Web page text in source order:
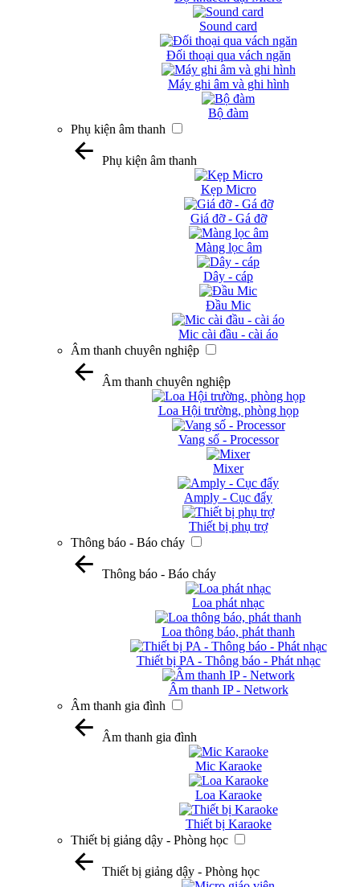
Sound card
Đối thoại qua vách ngăn
Máy ghi âm và ghi hình
Bộ đàm
Phụ kiện âm thanh
Phụ kiện âm thanh
Kẹp Micro
Giá đỡ - Gá đỡ
Màng lọc âm
Dây - cáp
Đầu Mic
Mic cài đầu - cài áo
Âm thanh chuyên nghiệp
Âm thanh chuyên nghiệp
Loa Hội trường, phòng họp
Vang số - Processor
Mixer
Amply - Cục đẩy
Thiết bị phụ trợ
Thông báo - Báo cháy
Thông báo - Báo cháy
Loa phát nhạc
Loa thông báo, phát thanh
Thiết bị PA - Thông báo - Phát nhạc
Âm thanh IP - Network
Âm thanh gia đình
Âm thanh gia đình
Mic Karaoke
Loa Karaoke
Thiết bị Karaoke
Thiết bị giảng dậy - Phòng học
Thiết bị giảng dậy - Phòng học